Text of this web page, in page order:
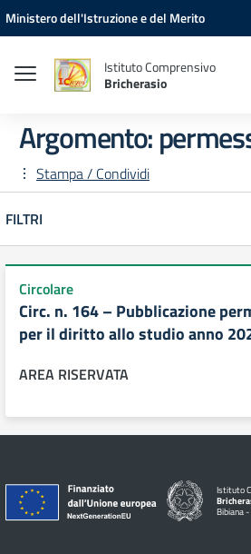
Vai ai contenuti
Vai al menu di navigazione
Vai al footer
Ministero dell'Istruzione e del Merito
Istituto Comprensivo
Bricherasio
Argomento:
Stampa / Condividi
FILTRI
Circolare
Circ. n. 164 – Pubblicazione
per il diritto allo studio anno
AREA RISERVATA
Istituto
Bibiana -